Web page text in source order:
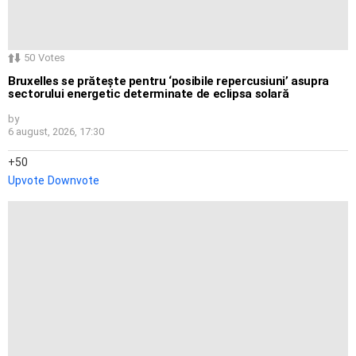
50 Votes
Bruxelles se prătește pentru ‘posibile repercusiuni’ asupra
sectorului energetic determinate de eclipsa solară
by
6 august, 2026, 17:30
50
Upvote Downvote